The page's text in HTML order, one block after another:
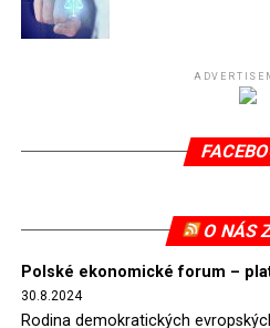
Připomeňme, že ukončení
(SDEU) v souvislosti se
verdiktem španělské
tomuto rozhodnutí
2022, než byl tento případ z
Polska s Českou republikou o
O NÁS
Polské ekonomické forum –
30.8.2024
Rodina demokratických